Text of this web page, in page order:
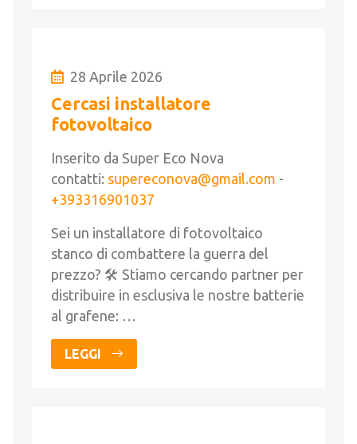
28 Aprile 2026
Cercasi installatore
fotovoltaico
Inserito da Super Eco Nova
contatti: supereconova@gmail.com -
+393316901037
Sei un installatore di fotovoltaico
stanco di combattere la guerra del
prezzo? 🛠️ Stiamo cercando partner per
distribuire in esclusiva le nostre batterie
al grafene: …
LEGGI